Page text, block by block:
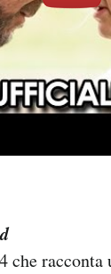
che racconta